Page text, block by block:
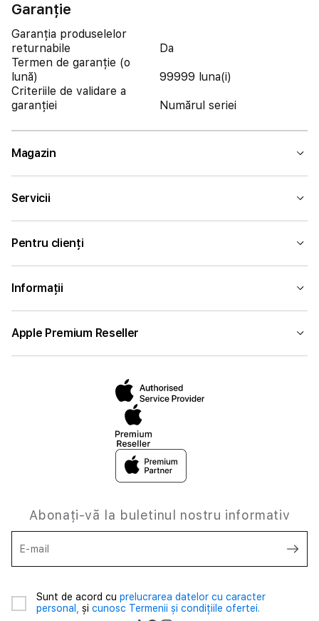
Garanție
Garanția produselelor
returnabile
Da
Termen de garanție (o
lună)
99999 luna(i)
Criteriile de validare a
garanției
Numărul seriei
Magazin
Servicii
Pentru clienți
Informații
Apple Premium Reseller
Abonați-vă la buletinul nostru informativ
E-mail
Sunt de acord cu prelucrarea datelor cu caracter
personal, și cunosc Termenii și condițiile ofertei.